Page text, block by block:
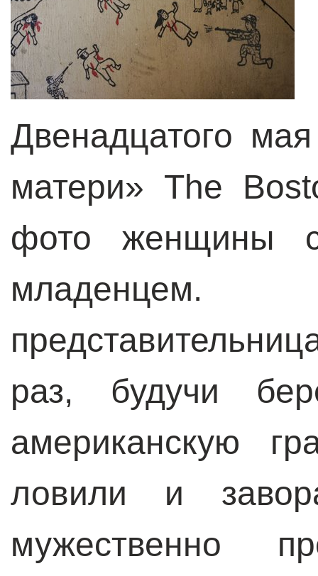
Двенадцатого
матери» The
фото женщины
раз, будучи
американскую
ловили и
мужественно